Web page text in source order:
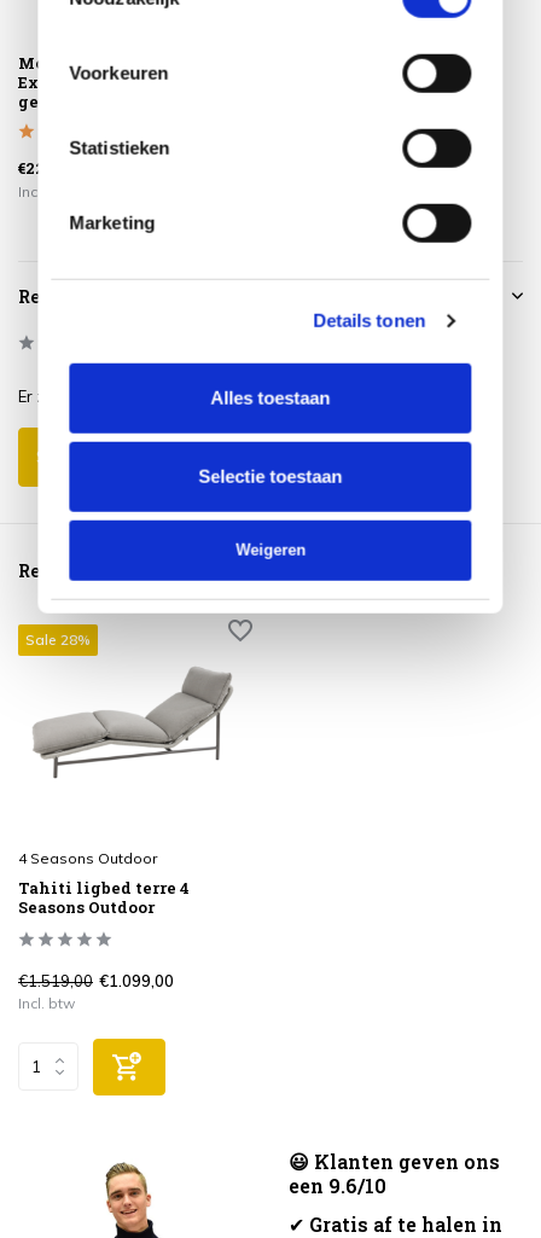
Voorkeuren
Statistieken
Marketing
Details tonen
Alles toestaan
Selectie toestaan
Weigeren
Montagelevering -
Extra gemak &
geen afval
€225,00
Incl. btw
Reviews
Er zijn nog geen reviews geschreven over dit product..
Schrijf je eigen review
Reeds bekeken
Sale 28%
4 Seasons Outdoor
Tahiti ligbed terre 4
Seasons Outdoor
€1.519,00 €1.099,00
Incl. btw
😃 Klanten geven ons
een 9.6/10
✔ Gratis af te halen in